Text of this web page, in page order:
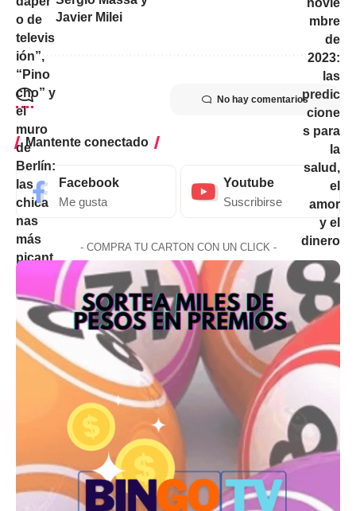
Javier Milei
No hay comentarios
Mantente conectado
Facebook
Me gusta
Youtube
Suscribirse
- COMPRA TU CARTON CON UN CLICK -